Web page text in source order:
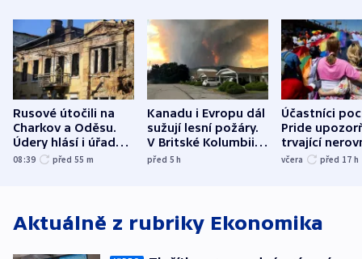
Rusové útočili na
Charkov a Oděsu.
Údery hlásí i úřady v
Bělgorodu
08:39 před 55 m
Kanadu i Evropu dál
sužují lesní požáry.
V Britské Kolumbii
evakuovali tisíce lidí
před 5h
Účastníci
Pride
trvající
včera před 17 h
Aktuálně z rubriky Ekonomika